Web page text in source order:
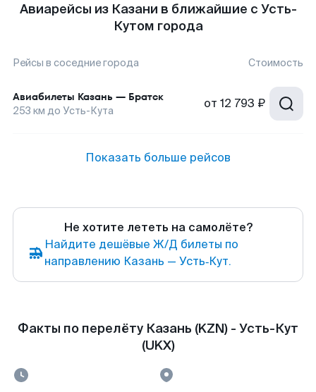
Авиарейсы из Казани в ближайшие с Усть-
Кутом города
Рейсы в соседние города Стоимость
Авиабилеты Казань — Братск
253 км до Усть-Кута от 12 793 ₽
Показать больше рейсов
Не хотите лететь на самолёте?
Найдите дешёвые Ж/Д билеты по
направлению Казань — Усть‑Кут.
Факты по перелёту Казань (KZN) - Усть-Кут
(UKX)